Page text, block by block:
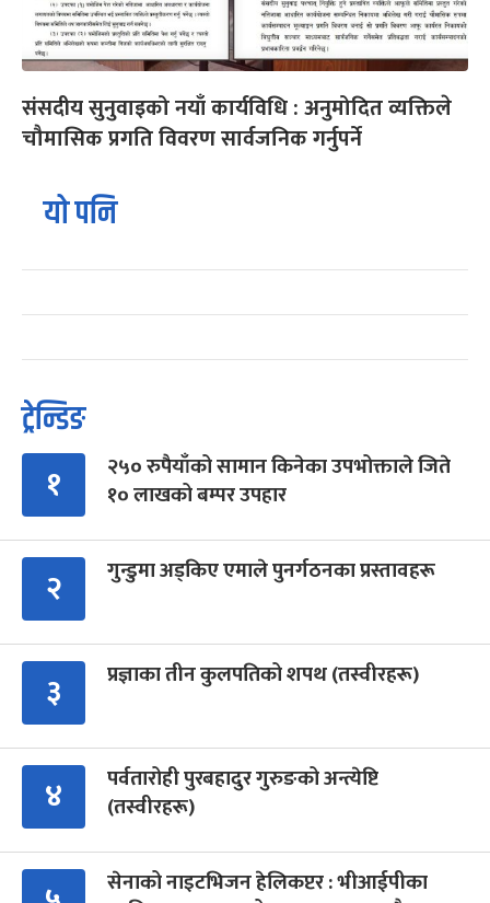
संसदीय सुनुवाइको नयाँ कार्यविधि : अनुमोदित व्यक्तिले
चौमासिक प्रगति विवरण सार्वजनिक गर्नुपर्ने
यो पनि
ट्रेन्डिङ
१
२५० रुपैयाँको सामान किनेका उपभोक्ताले जिते
१० लाखको बम्पर उपहार
२ गुन्डुमा अड्किए एमाले पुनर्गठनका प्रस्तावहरू
३ प्रज्ञाका तीन कुलपतिको शपथ (तस्वीरहरू)
४
पर्वतारोही पुरबहादुर गुरुङको अन्त्येष्टि
(तस्वीरहरू)
सेनाको नाइटभिजन हेलिकप्टर : भीआईपीका